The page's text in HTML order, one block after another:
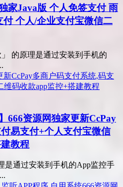
家Java版 个人免签支付 雨
个人/企业支付宝微信二
」 的原理是通过安装到手机的
】666资源网独家更新CcPay
易支付+个人支付宝微信
教程
是通过安装到手机的App监控手